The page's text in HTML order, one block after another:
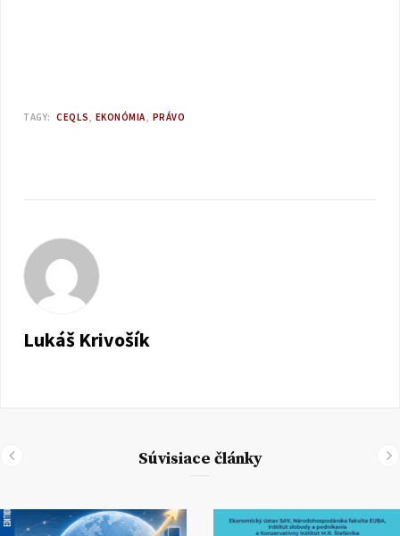
TAGY: CEQLS EKONÓMIA PRÁVO
Lukáš Krivošík
Súvisiace články